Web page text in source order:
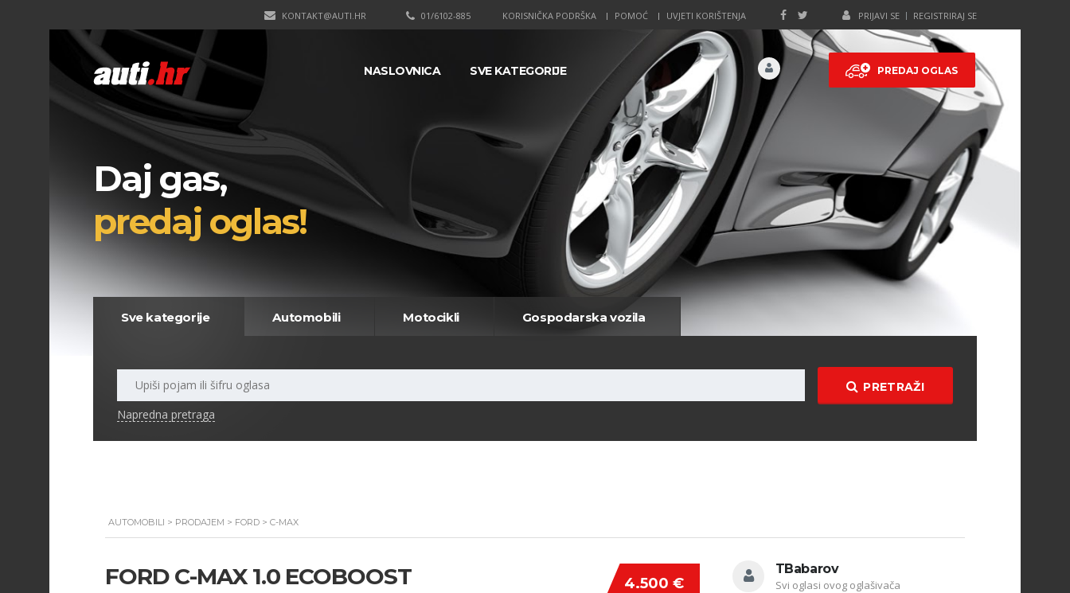
PRIJAVI SE REGISTRIRAJ SE
KORISNIČKA PODRŠKA POMOĆ UVJETI KORIŠTENJA
01/6102-885
KONTAKT@AUTI.HR
PREDAJ OGLAS
NASLOVNICA SVE KATEGORIJE
Daj gas,
predaj oglas!
Sve kategorije Automobili Motocikli Gospodarska vozila
PRETRAŽI
Napredna pretraga
AUTOMOBILI > PRODAJEM > FORD > C-MAX
4.500 €
FORD C-MAX 1.0 ECOBOOST TBabarov
Svi oglasi ovog oglašivača